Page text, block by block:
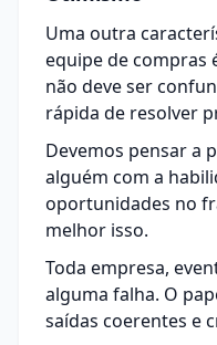
Uma outra
equipe de compras
não deve ser
rápida de resolver
Devemos pensar a
alguém com a
oportunidades no
melhor isso.
Toda empresa,
alguma falha. O
saídas coerentes e